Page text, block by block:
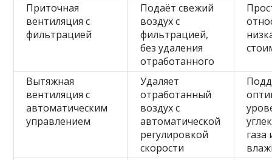
Приточная
вентиляция с
фильтрацией
Подаёт свежий
воздух с
фильтрацией,
без удаления
отработанного
Вытяжная
вентиляция с
автоматическим
управлением
Удаляет
отработанный
воздух с
автоматической
регулировкой
скорости
газа